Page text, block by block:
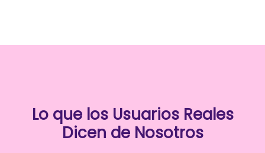
Lo que los Usuarios Reales
Dicen de Nosotros